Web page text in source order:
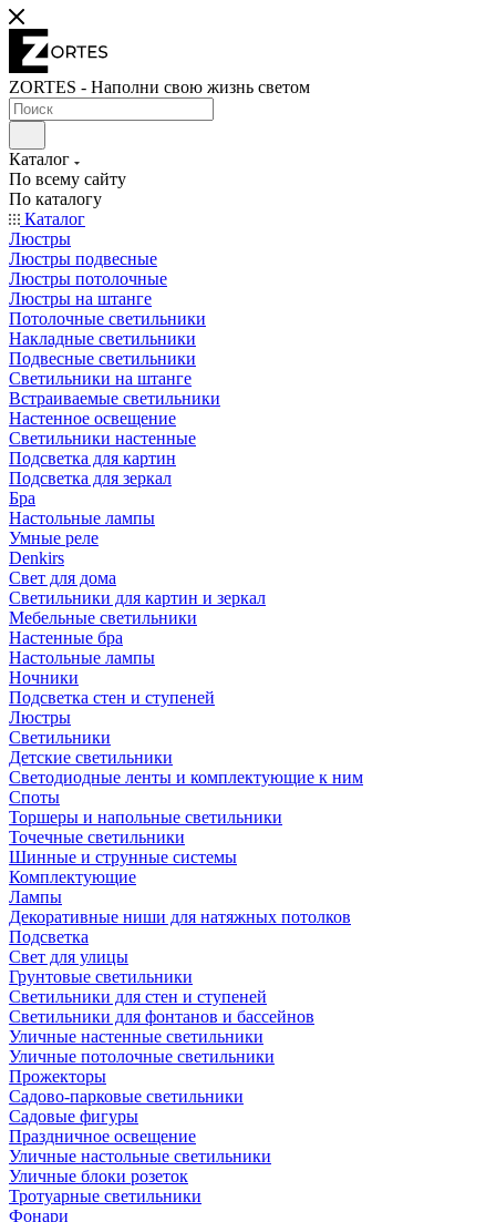
ZORTES - Наполни свою жизнь светом
Каталог
По всему сайту
По каталогу
Каталог
Люстры
Люстры подвесные
Люстры потолочные
Люстры на штанге
Потолочные светильники
Накладные светильники
Подвесные светильники
Светильники на штанге
Встраиваемые светильники
Настенное освещение
Светильники настенные
Подсветка для картин
Подсветка для зеркал
Бра
Настольные лампы
Умные реле
Denkirs
Свет для дома
Светильники для картин и зеркал
Мебельные светильники
Настенные бра
Настольные лампы
Ночники
Подсветка стен и ступеней
Люстры
Светильники
Детские светильники
Светодиодные ленты и комплектующие к ним
Споты
Торшеры и напольные светильники
Точечные светильники
Шинные и струнные системы
Комплектующие
Лампы
Декоративные ниши для натяжных потолков
Подсветка
Свет для улицы
Грунтовые светильники
Светильники для стен и ступеней
Светильники для фонтанов и бассейнов
Уличные настенные светильники
Уличные потолочные светильники
Прожекторы
Садово-парковые светильники
Садовые фигуры
Праздничное освещение
Уличные настольные светильники
Уличные блоки розеток
Тротуарные светильники
Фонари